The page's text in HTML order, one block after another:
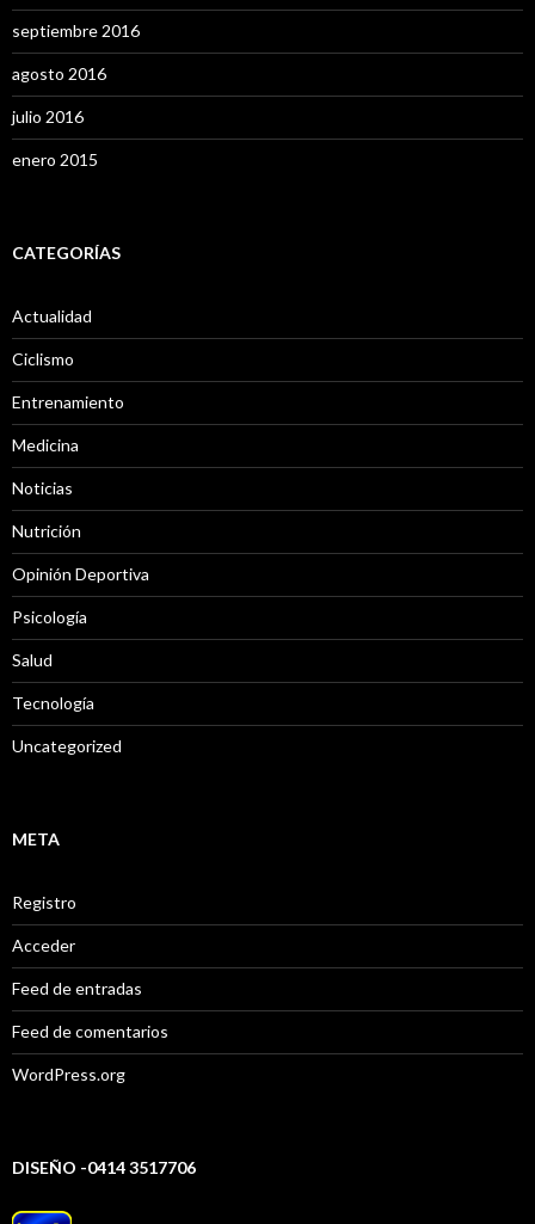
septiembre 2016
agosto 2016
julio 2016
enero 2015
CATEGORÍAS
Actualidad
Ciclismo
Entrenamiento
Medicina
Noticias
Nutrición
Opinión Deportiva
Psicología
Salud
Tecnología
Uncategorized
META
Registro
Acceder
Feed de entradas
Feed de comentarios
WordPress.org
DISEÑO -0414 3517706